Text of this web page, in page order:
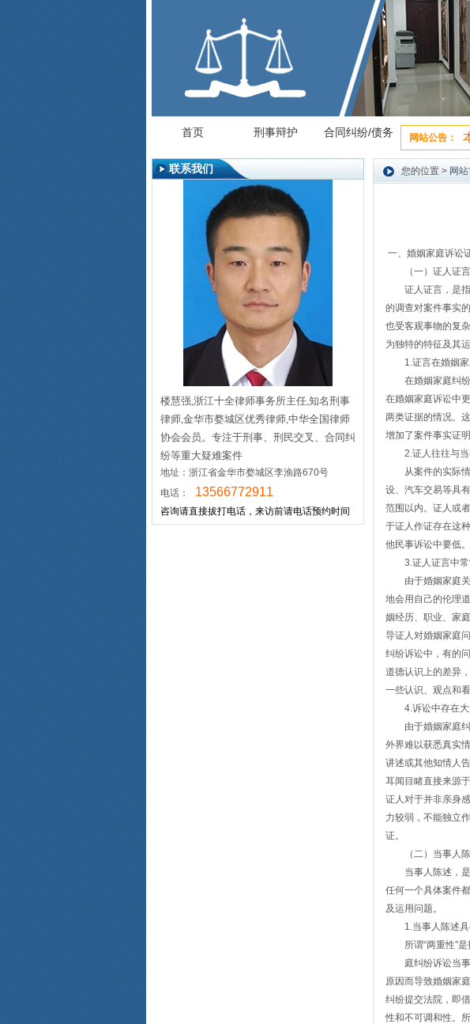
首页 刑事辩护 合同纠纷/债务 网站公告：
联系我们
楼慧强,浙江十全律师事务所主任,知名刑事
律师,金华市婺城区优秀律师,中华全国律师
协会会员。专注于刑事、刑民交叉、合同纠
纷等重大疑难案件
地址：浙江省金华市婺城区李渔路670号
电话：
13566772911
咨询请直接拔打电话，来访前请电话预约时间
您的位置 > 网
一、婚姻家庭诉讼
（一）证人证言
证人证言，是指
的调查对案件事实
也受客观事物的复
为独特的特征及其运
1.证言在婚姻家
在婚姻家庭纠纷
在婚姻家庭诉讼中
两类证据的情况。
增加了案件事实证明
2.证人往往与当
从案件的实际情
设、汽车交易等具
范围以内。证人或
于证人作证存在这
他民事诉讼中要低。
3.证人证言中常
由于婚姻家庭关
地会用自己的伦理
姻经历、职业、家
导证人对婚姻家庭
纠纷诉讼中，有的
道德认识上的差异
一些认识、观点和
4.诉讼中存在大
由于婚姻家庭纠
外界难以获悉真实
讲述或其他知情人
耳闻目睹直接来源
证人对于并非亲身
力较弱，不能独立
证。
（二）当事人陈
当事人陈述，是
任何一个具体案件
及运用问题。
1.当事人陈述具
所谓“两重性”是
庭纠纷诉讼当事
原因而导致婚姻家
纠纷提交法院，即
性和不可调和性。